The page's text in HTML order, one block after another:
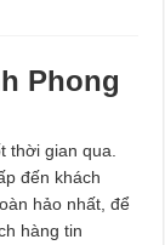
Phong
thời gian qua.
đến khách
hảo nhất, để
hàng tin